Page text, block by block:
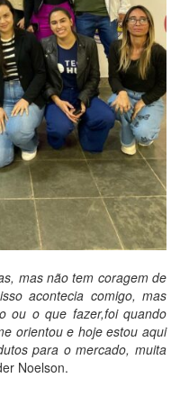
mas não tem coragem de
acontecia comigo, mas
ou o que fazer,foi quando
orientou e hoje estou aqui
para o mercado, muita
Noelson.